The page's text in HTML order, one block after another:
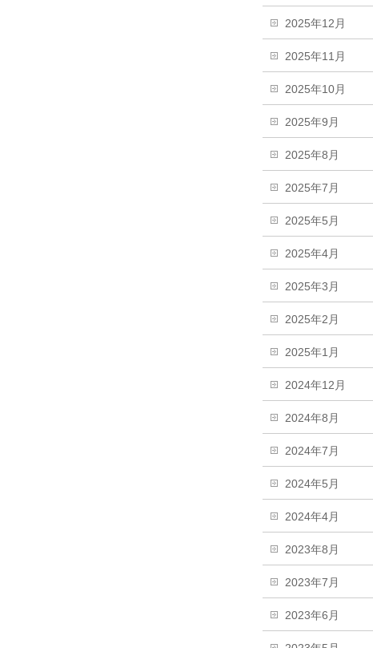
2025年12月
2025年11月
2025年10月
2025年9月
2025年8月
2025年7月
2025年5月
2025年4月
2025年3月
2025年2月
2025年1月
2024年12月
2024年8月
2024年7月
2024年5月
2024年4月
2023年8月
2023年7月
2023年6月